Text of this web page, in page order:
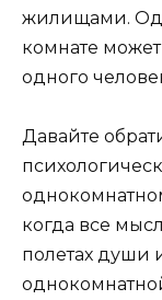
жилищами.
комнате
одного
Давайте
когда все
полетах души